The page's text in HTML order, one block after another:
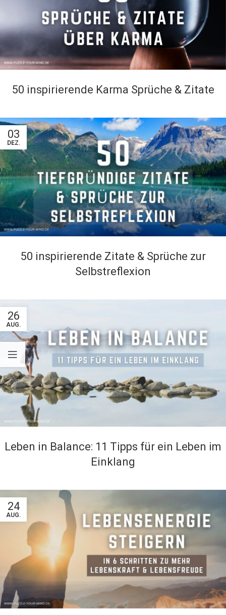
50 inspirierende Karma Sprüche & Zitate
03
DEZ.
50 inspirierende Zitate & Sprüche zur
Selbstreflexion
26
AUG.
Leben in Balance: 11 Tipps für ein Leben im
Einklang
24
AUG.